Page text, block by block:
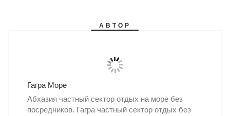
АВТОР
Гагра Море
Абхазия частный сектор отдых на море без
посредников. Гагра частный сектор отдых без